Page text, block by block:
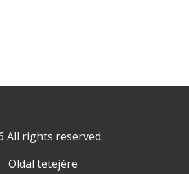
All rights reserved.
Oldal tetejére